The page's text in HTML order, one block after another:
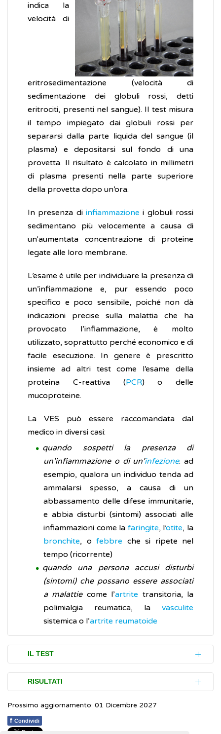
indica la
velocità di
eritrosedimentazione (velocità di
sedimentazione dei globuli rossi, detti
eritrociti, presenti nel sangue). Il test misura
il tempo impiegato dai globuli rossi per
separarsi dalla parte liquida del sangue (il
plasma) e depositarsi sul fondo di una
provetta. Il risultato è calcolato in millimetri
di plasma presenti nella parte superiore
della provetta dopo un’ora.
In presenza di infiammazionei globuli rossi
sedimentano più velocemente a causa di
un'aumentata concentrazione di proteine
legate alle loro membrane.
L’esame è utile per individuare la presenza di
un’infiammazione e, pur essendo poco
specifico e poco sensibile, poiché non dà
indicazioni precise sulla malattia che ha
provocato l’infiammazione, è molto
utilizzato, soprattutto perché economico e di
facile esecuzione. In genere è prescritto
insieme ad altri test come l’esame della
proteina C-reattiva (PCR) o delle
mucoproteine.
La VES può essere raccomandata dal
medico in diversi casi:
quando sospetti la presenza di
un’infiammazione o di un’infezione: ad
esempio, qualora un individuo tenda ad
ammalarsi spesso, a causa di un
abbassamento delle difese immunitarie,
e abbia disturbi (sintomi) associati alle
infiammazioni come la faringite, l’otite, la
bronchite, o febbre che si ripete nel
tempo (ricorrente)
quando una persona accusi disturbi
(sintomi) che possano essere associati
a malattiecome l’artrite transitoria, la
polimialgia reumatica, la vasculite
sistemica o l’artrite reumatoide
IL TEST
La VES è un esame molto semplice, non ha
controindicazioni e si effettua tramite un
semplice prelievo di una piccola quantità di
sangue (campione) da una vena del braccio.
RISULTATI
La VES è misurata in millimetri l’ora e i valori
normali (valori di riferimento) nei risultati
Prossimo aggiornamento: 01 Dicembre 2027
f Condividi